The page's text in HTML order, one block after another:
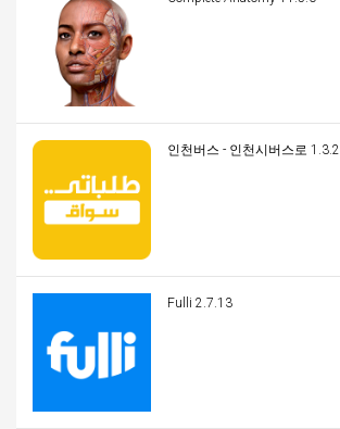
인천버스 - 인천시버스로 1.3.2
Fulli 2.7.13